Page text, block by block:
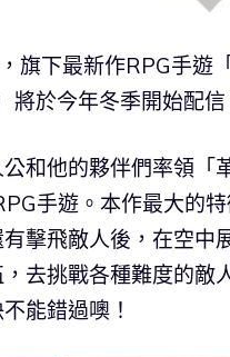
旗下最新作RPG手遊
將於今年冬季開始配
和他的夥伴們率領「
手遊。本作最大的
擊飛敵人後，在空中
去挑戰各種難度的敵
能錯過噢！